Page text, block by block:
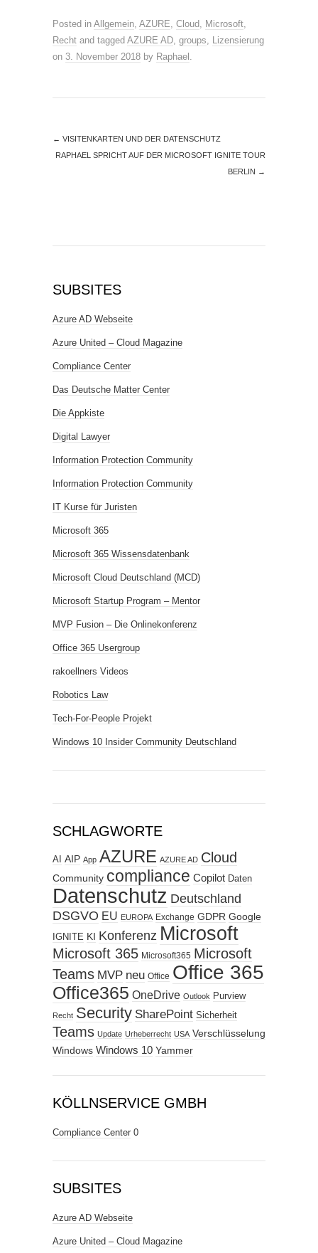
Posted in Allgemein, AZURE, Cloud, Microsoft,
Recht and tagged AZURE AD, groups, Lizensierung
on 3. November 2018 by Raphael .
← VISITENKARTEN UND DER DATENSCHUTZ
RAPHAEL SPRICHT AUF DER MICROSOFT IGNITE TOUR
BERLIN →
SUBSITES
Azure AD Webseite
Azure United – Cloud Magazine
Compliance Center
Das Deutsche Matter Center
Die Appkiste
Digital Lawyer
Information Protection Community
Information Protection Community
IT Kurse für Juristen
Microsoft 365
Microsoft 365 Wissensdatenbank
Microsoft Cloud Deutschland (MCD)
Microsoft Startup Program – Mentor
MVP Fusion – Die Onlinekonferenz
Office 365 Usergroup
rakoellners Videos
Robotics Law
Tech-For-People Projekt
Windows 10 Insider Community Deutschland
SCHLAGWORTE
AI AIP App AZURE AZURE AD Cloud
Community compliance Copilot Daten
Datenschutz Deutschland
DSGVO EU EUROPA Exchange GDPR Google
IGNITE KI Konferenz Microsoft
Microsoft 365 Microsoft365 Microsoft
Teams MVP neu Office Office 365
Office365 OneDrive Outlook Purview
Recht Security SharePoint Sicherheit
Teams Update Urheberrecht USA Verschlüsselung
Windows Windows 10 Yammer
KÖLLNSERVICE GMBH
Compliance Center 0
SUBSITES
Azure AD Webseite
Azure United – Cloud Magazine